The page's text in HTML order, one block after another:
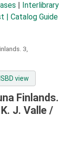
Interlibrary
| Catalog Guide
3,
view
Finlands.
J. Valle /